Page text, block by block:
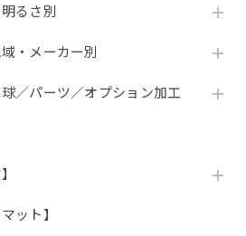
るさ別
・メーカー別
球／パーツ／オプション加工
ット】